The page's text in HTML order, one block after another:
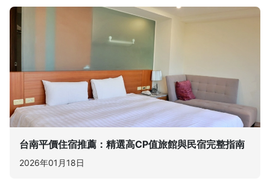
台南平價住宿推薦：精選高CP值旅館與民宿完整指南
2026年01月18日